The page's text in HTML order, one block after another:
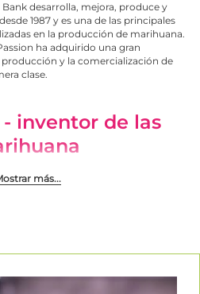
desarrolla, mejora, produce y
1987 y es una de las principales
en la producción de marihuana.
ha adquirido una gran
y la comercialización de
clase.
- inventor de las
estas "Semillas Feminizadas" sólo
fórmula de su éxito es el control
el mundo.
más...